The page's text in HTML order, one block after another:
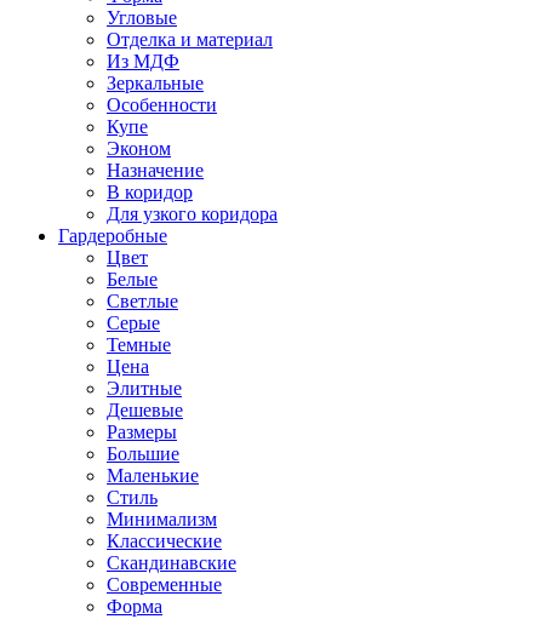
Угловые
Отделка и материал
Из МДФ
Зеркальные
Особенности
Купе
Эконом
Назначение
В коридор
Для узкого коридора
Гардеробные
Цвет
Белые
Светлые
Серые
Темные
Цена
Элитные
Дешевые
Размеры
Большие
Маленькие
Стиль
Минимализм
Классические
Скандинавские
Современные
Форма